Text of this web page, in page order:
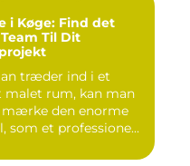
i Køge: Find det
Til Dit
træder ind i et
malet rum, kan man
mærke den enorme
som et professione...